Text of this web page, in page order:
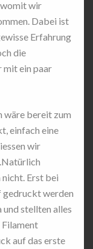
womit wir
Dabei ist
Erfahrung
die
mit ein paar
wäre bereit zum
einfach eine
wir
Erst bei
gedruckt werden
stellten alles
Filament
auf das erste